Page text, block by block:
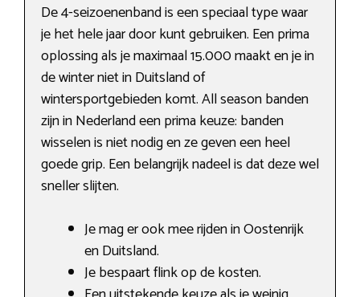
De 4-seizoenenband is een speciaal type waar
je het hele jaar door kunt gebruiken. Een prima
oplossing als je maximaal 15.000 maakt en je in
de winter niet in Duitsland of
wintersportgebieden komt. All season banden
zijn in Nederland een prima keuze: banden
wisselen is niet nodig en ze geven een heel
goede grip. Een belangrijk nadeel is dat deze wel
sneller slijten.
Je mag er ook mee rijden in Oostenrijk
en Duitsland.
Je bespaart flink op de kosten.